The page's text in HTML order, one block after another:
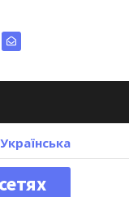
Українська